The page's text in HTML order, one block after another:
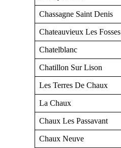
Chassagne Saint Denis
Chateauvieux Les Fosses
Chatelblanc
Chatillon Sur Lison
Les Terres De Chaux
La Chaux
Chaux Les Passavant
Chaux Neuve